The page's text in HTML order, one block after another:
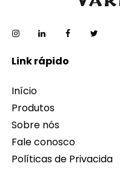
Link rápido
Início
Produtos
Sobre nós
Fale conosco
Políticas de Privacida